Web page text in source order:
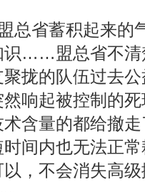
总省蓄积起来的
识……盟总省不清
拢的队伍过去
响起被控制的
含量的都给撤
间内也无法正
，不会消失高级